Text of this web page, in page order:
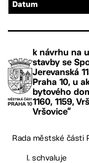
Datum
k návrhu na
stavby se
Jerevanská
Praha 10, u
bytového
1160, 1159,
Vršovice“
Rada městské části
I. schvaluje